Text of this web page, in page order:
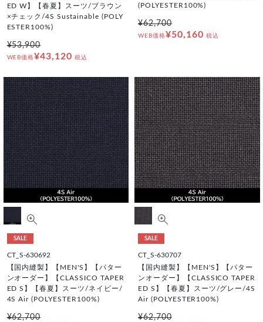
ED W】【春夏】スーツ/ブラウン
×チェック/4S Sustainable (POLY
ESTER100%)
¥53,900
WEB価格¥43,120 税込
(POLYESTER100%)
¥62,700
WEB価格¥50,160 税込
SALE
CT_S-630692
【国内縫製】【MEN'S】【パター
ンオーダー】【CLASSICO TAPER
ED S】【春夏】スーツ/ネイビー/
4S Air (POLYESTER100%)
¥62,700
SALE
CT_S-630707
【国内縫製】【MEN'S】【パター
ンオーダー】【CLASSICO TAPER
ED S】【春夏】スーツ/グレー/4S
Air (POLYESTER100%)
¥62,700